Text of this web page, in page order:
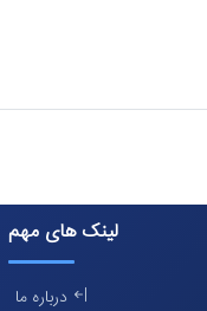
لینک های مهم
درباره ما